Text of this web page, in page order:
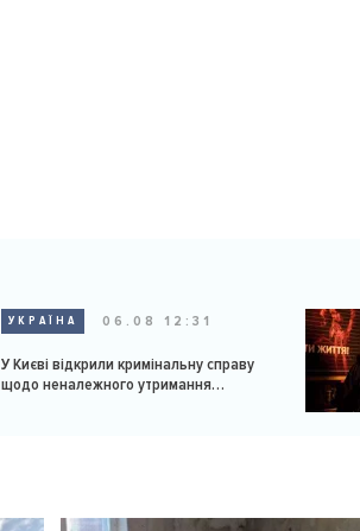
УКРАЇНА 06.08 12:31
У Києві відкрили кримінальну справу
щодо неналежного утримання